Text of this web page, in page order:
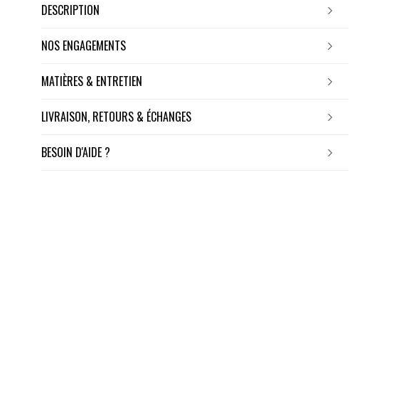
DESCRIPTION
NOS ENGAGEMENTS
MATIÈRES & ENTRETIEN
LIVRAISON, RETOURS & ÉCHANGES
BESOIN D'AIDE ?